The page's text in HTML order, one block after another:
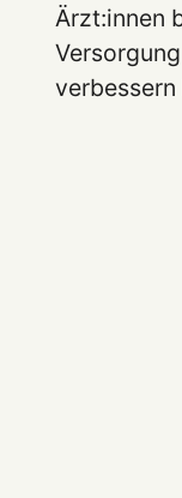
Ärzt:innen
verbessern